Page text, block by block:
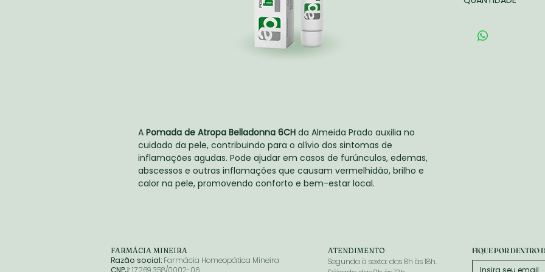
A Pomada de Atropa Belladonna 6CH da Almeida Prado auxilia no
cuidado da pele, contribuindo para o alívio dos sintomas de
inflamações agudas. Pode ajudar em casos de furúnculos, edemas,
abscessos e outras inflamações que causam vermelhidão, brilho e
calor na pele, promovendo conforto e bem-estar local.
- Alívio do
acima de 2 anos;
- Ingrediente ativo
FARMÁCIA MINEIRA
Razão social: Farmácia Homeopática Mineira
CNPJ:17.269.358/0002-06
ATENDIMENTO
Segunda à sexta: das 8h às 18h.
FIQUE POR DENTRO